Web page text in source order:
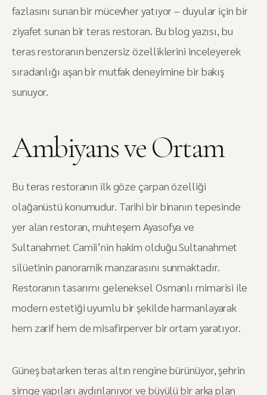
fazlasını sunan bir mücevher yatıyor – duyular için bir
ziyafet sunan bir teras restoran. Bu blog yazısı, bu
teras restoranın benzersiz özelliklerini inceleyerek
sıradanlığı aşan bir mutfak deneyimine bir bakış
sunuyor.
Ambiyans ve Ortam
Bu teras restoranın ilk göze çarpan özelliği
olağanüstü konumudur. Tarihi bir binanın tepesinde
yer alan restoran, muhteşem Ayasofya ve
Sultanahmet Camii’nin hakim olduğu Sultanahmet
silüetinin panoramik manzarasını sunmaktadır.
Restoranın tasarımı geleneksel Osmanlı mimarisi ile
modern estetiği uyumlu bir şekilde harmanlayarak
hem zarif hem de misafirperver bir ortam yaratıyor.
Güneş batarken teras altın rengine bürünüyor, şehrin
simge yapıları aydınlanıyor ve büyülü bir arka plan